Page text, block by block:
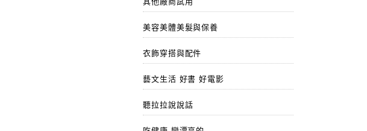
美容美體美髮與保養
衣飾穿搭與配件
藝文生活 好書 好電影
聽拉拉說說話